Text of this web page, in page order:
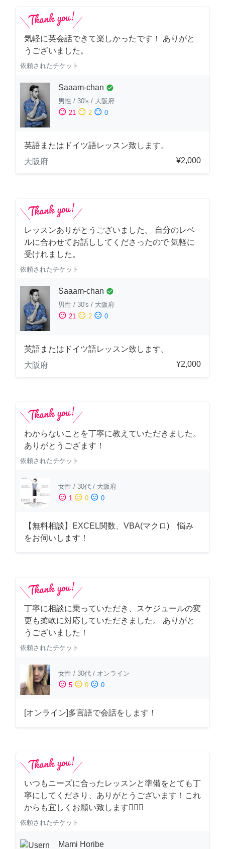
気軽に英会話できて楽しかったです！ ありがと
うございました。
依頼されたチケット
Saaam-chan check_circle
男性 / 30's / 大阪府
sentiment_satisfied 21 sentiment_neutral 2 sentiment_dissatisfied 0
英語またはドイツ語レッスン致します。
大阪府
¥2,000
レッスンありがとうございました。 自分のレベ
ルに合わせてお話ししてくださったので 気軽に
受けれました。
依頼されたチケット
Saaam-chan check_circle
男性 / 30's / 大阪府
sentiment_satisfied 21 sentiment_neutral 2 sentiment_dissatisfied 0
英語またはドイツ語レッスン致します。
大阪府
¥2,000
わからないことを丁寧に教えていただきました。
ありがとうござます！
依頼されたチケット
女性 / 30代 / 大阪府
sentiment_satisfied 1 sentiment_neutral 0 sentiment_dissatisfied 0
【無料相談】EXCEL関数、VBA(マクロ) 悩み
をお伺いします！
丁寧に相談に乗っていただき、スケジュールの変
更も柔軟に対応していただきました。 ありがと
うございました！
依頼されたチケット
女性 / 30代 / オンライン
sentiment_satisfied 5 sentiment_neutral 0 sentiment_dissatisfied 0
[オンライン]多言語で会話をします！
いつもニーズに合ったレッスンと準備をとても丁
寧にしてくださり、ありがとうございます！これ
からも宜しくお願い致します🙇‍♀️✨
依頼されたチケット
Mami Horibe